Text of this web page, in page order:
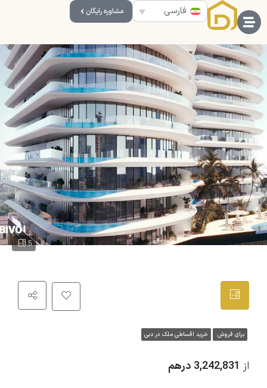
فارسی مشاوره رایگان
5
برای فروش خرید اقساطی ملک در دبی
از 3,242,831 درهم